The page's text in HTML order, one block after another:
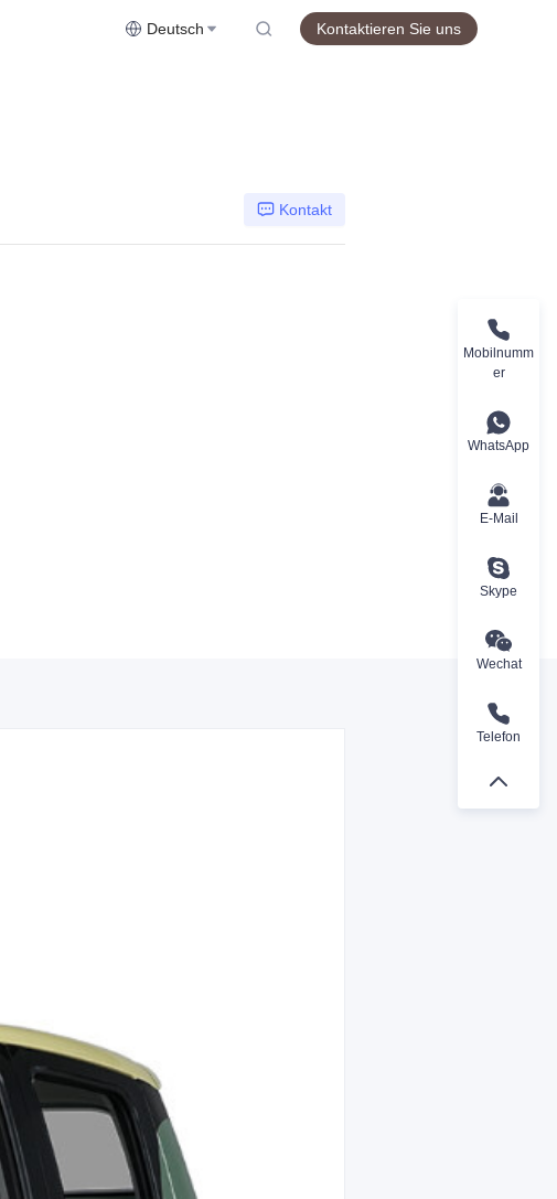
Deutsch Kontaktieren Sie uns
Kontakt
Mobilnumm
er
WhatsApp
E-Mail
Skype
Wechat
Telefon